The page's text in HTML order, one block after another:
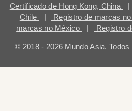
Certificado de Hong Kong, China
|
Chile
| Registro de marcas
marcas no México
| Registro
© 2018 - 2026 Mundo Asia.